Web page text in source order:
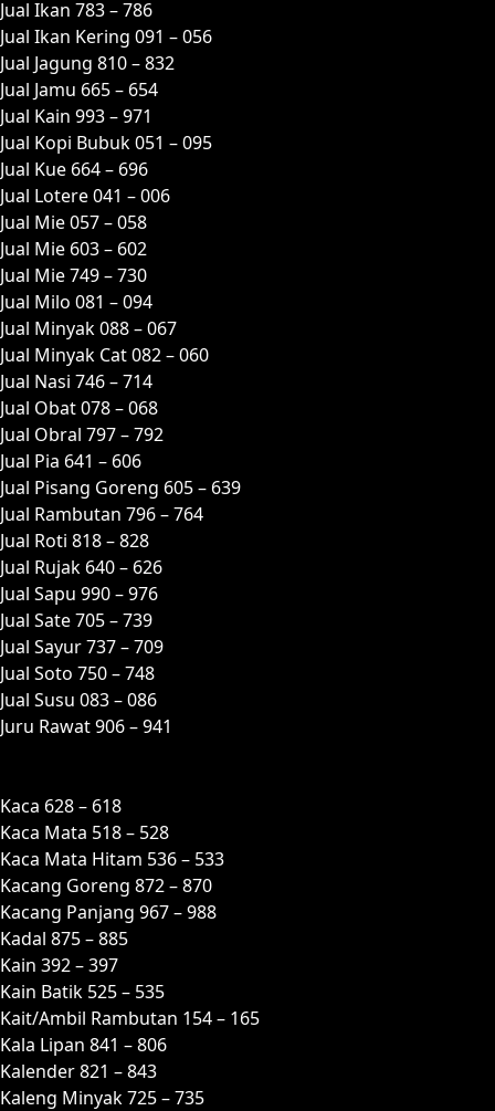
Jual Ikan 783 – 786
Jual Ikan Kering 091 – 056
Jual Jagung 810 – 832
Jual Jamu 665 – 654
Jual Kain 993 – 971
Jual Kopi Bubuk 051 – 095
Jual Kue 664 – 696
Jual Lotere 041 – 006
Jual Mie 057 – 058
Jual Mie 603 – 602
Jual Mie 749 – 730
Jual Milo 081 – 094
Jual Minyak 088 – 067
Jual Minyak Cat 082 – 060
Jual Nasi 746 – 714
Jual Obat 078 – 068
Jual Obral 797 – 792
Jual Pia 641 – 606
Jual Pisang Goreng 605 – 639
Jual Rambutan 796 – 764
Jual Roti 818 – 828
Jual Rujak 640 – 626
Jual Sapu 990 – 976
Jual Sate 705 – 739
Jual Sayur 737 – 709
Jual Soto 750 – 748
Jual Susu 083 – 086
Juru Rawat 906 – 941
Kaca 628 – 618
Kaca Mata 518 – 528
Kaca Mata Hitam 536 – 533
Kacang Goreng 872 – 870
Kacang Panjang 967 – 988
Kadal 875 – 885
Kain 392 – 397
Kain Batik 525 – 535
Kait/Ambil Rambutan 154 – 165
Kala Lipan 841 – 806
Kalender 821 – 843
Kaleng Minyak 725 – 735